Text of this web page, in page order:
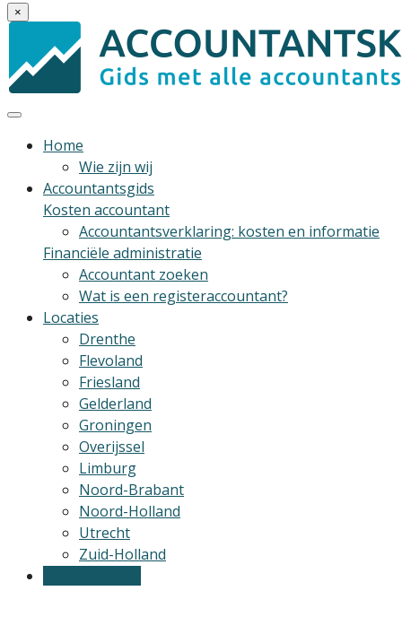
×
Home
Wie zijn wij
Accountantsgids
Kosten accountant
Accountantsverklaring: kosten en informatie
Financiële administratie
Accountant zoeken
Wat is een registeraccountant?
Locaties
Drenthe
Flevoland
Friesland
Gelderland
Groningen
Overijssel
Limburg
Noord-Brabant
Noord-Holland
Utrecht
Zuid-Holland